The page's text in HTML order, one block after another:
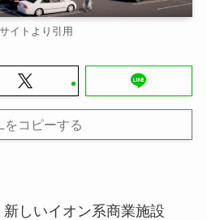
イトより引用
をコピーする
しいイオン系商業施設